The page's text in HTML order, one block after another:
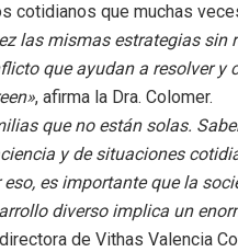
cotidianos que muchas
las mismas estrategias sin
que ayudan a resolver y
, afirma la Dra. Colomer.
que no están solas.
y de situaciones
es importante que la
diverso implica un
de Vithas Valencia